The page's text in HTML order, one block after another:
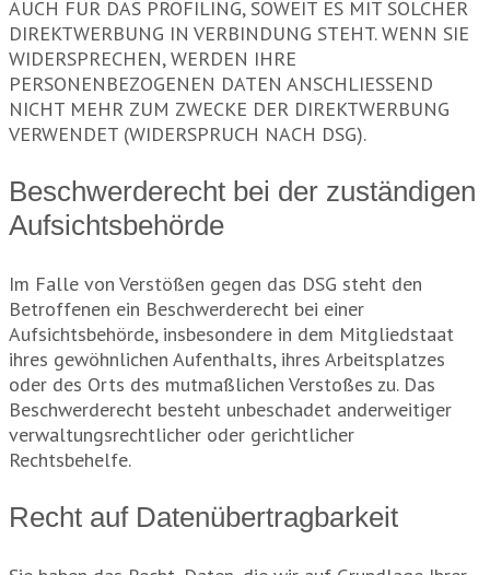
AUCH FÜR DAS PROFILING, SOWEIT ES MIT SOLCHER
DIREKTWERBUNG IN VERBINDUNG STEHT. WENN SIE
WIDERSPRECHEN, WERDEN IHRE
PERSONENBEZOGENEN DATEN ANSCHLIESSEND
NICHT MEHR ZUM ZWECKE DER DIREKTWERBUNG
VERWENDET (WIDERSPRUCH NACH DSG).
Beschwerde­recht bei der zuständigen
Aufsichts­behörde
Im Falle von Verstößen gegen das DSG steht den
Betroffenen ein Beschwerderecht bei einer
Aufsichtsbehörde, insbesondere in dem Mitgliedstaat
ihres gewöhnlichen Aufenthalts, ihres Arbeitsplatzes
oder des Orts des mutmaßlichen Verstoßes zu. Das
Beschwerderecht besteht unbeschadet anderweitiger
verwaltungsrechtlicher oder gerichtlicher
Rechtsbehelfe.
Recht auf Daten­übertrag­barkeit